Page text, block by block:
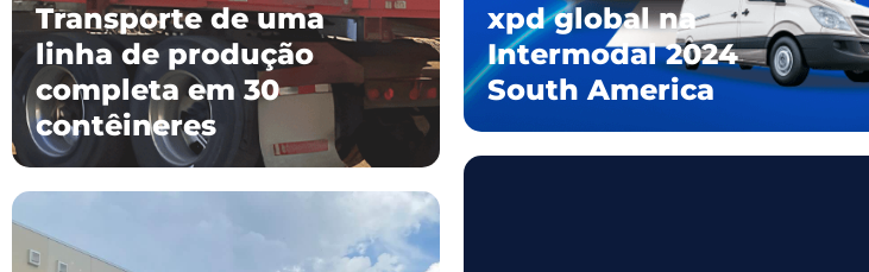
Transporte de uma
linha de produção
completa em 30
contêineres
xpd global na
Intermodal 2024
South America